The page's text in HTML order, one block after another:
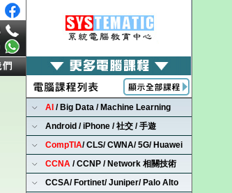
AI / Big Data / Machine Learning
Android / iPhone / 社交 / 手遊
CompTIA/ CLS/ CWNA/ 5G/ Huawei
CCNA / CCNP / Network 相關技術
CCSA/ Fortinet/ Juniper/ Palo Alto